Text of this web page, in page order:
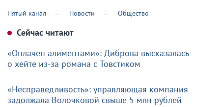
Пятый канал Новости Общество
Сейчас читают
«Оплачен алиментами»: Диброва высказалась
о хейте из-за романа с Товстиком
«Несправедливость»: управляющая компания
задолжала Волочковой свыше 5 млн рублей